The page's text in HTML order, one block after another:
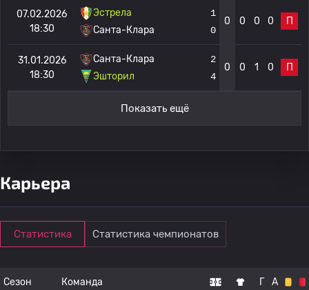
07.02.2026
18:30
Эстрела
Санта-Клара
1
0
0 0 0 0 П
31.01.2026
18:30
Санта-Клара
Эшторил
2
4
0 0 1 0 П
Показать ещё
Карьера
Статистика Статистика чемпионатов
Сезон Команда Г А